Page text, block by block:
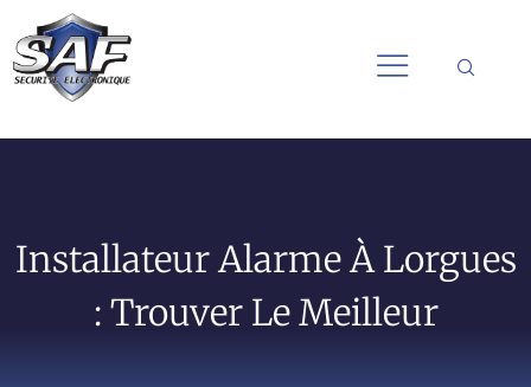
Installateur Alarme À Lorgues
: Trouver Le Meilleur